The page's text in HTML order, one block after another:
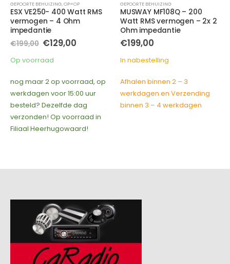
GEPOORTE BEHUIZING,OP=OP
ESX VE250- 400 Watt RMS
vermogen – 4 Ohm
impedantie
€199,00 Oorspronkelijke
was:
€129,00Huidige
Op voorraad
nog maar 2 op voorraad, op
werkdagen voor 15:00 uur
besteld? Dezelfde dag
verzonden! Op voorraad in
Filiaal Heerhugowaard!
GEPOORTE BEHUIZING
MUSWAY MF108Q – 200
Watt RMS vermogen – 2x 2
Ohm impedantie
€199,00
In nabestelling
Afhalen binnen 2 – 3
werkdagen en Verzending
binnen 3 – 4 werkdagen